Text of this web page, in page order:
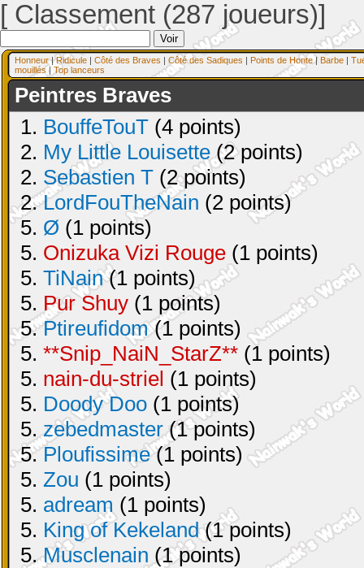
[ Classement (287 joueurs)]
Honneur|Ridicule | Côté des Braves | Côté des Sadiques | Points de Honte| Barbe |
mouillés| Top lanceurs
Peintres Braves
1. BouffeTouT (4 points)
2. My Little Louisette(2 points)
2. Sebastien T (2 points)
2.LordFouTheNain (2 points)
5. Ø (1 points)
5. Onizuka Vizi Rouge (1 points)
5. TiNain(1 points)
5. Pur Shuy (1 points)
5.Ptireufidom(1 points)
5. **Snip_NaiN_StarZ** (1 points)
5. nain-du-striel (1 points)
5. Doody Doo (1 points)
5. zebedmaster(1 points)
5.Ploufissime(1 points)
5. Zou (1 points)
5. adream (1 points)
5. King of Kekeland(1 points)
5.Musclenain (1 points)